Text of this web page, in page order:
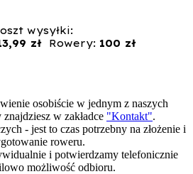
wysyłki:
zł Rowery: 100 zł
osobiście w jednym z naszych
w zakładce "Kontakt".
- jest to czas potrzebny na złożenie i
roweru.
i potwierdzamy telefonicznie
możliwość odbioru.